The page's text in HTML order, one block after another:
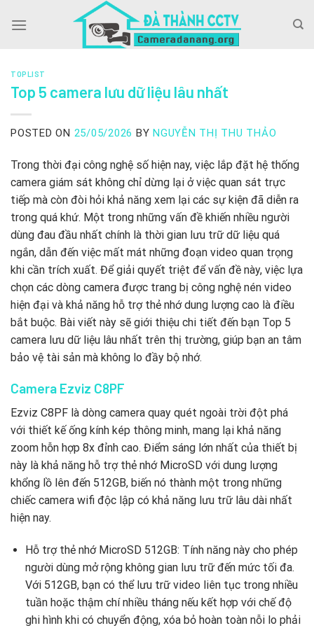
TOPLIST
Top 5 camera lưu dữ liệu lâu nhất
POSTED ON 25/05/2026 BY NGUYỄN THỊ THU THẢO
Trong thời đại công nghệ số hiện nay, việc lắp đặt hệ thống
camera giám sát không chỉ dừng lại ở việc quan sát trực
tiếp mà còn đòi hỏi khả năng xem lại các sự kiện đã diễn ra
trong quá khứ. Một trong những vấn đề khiến nhiều người
dùng đau đầu nhất chính là thời gian lưu trữ dữ liệu quá
ngắn, dẫn đến việc mất mát những đoạn video quan trọng
khi cần trích xuất. Để giải quyết triệt để vấn đề này, việc lựa
chọn các dòng camera được trang bị công nghệ nén video
hiện đại và khả năng hỗ trợ thẻ nhớ dung lượng cao là điều
bắt buộc. Bài viết này sẽ giới thiệu chi tiết đến bạn Top 5
camera lưu dữ liệu lâu nhất trên thị trường, giúp bạn an tâm
bảo vệ tài sản mà không lo đầy bộ nhớ.
Camera Ezviz C8PF
Ezviz C8PF là dòng camera quay quét ngoài trời đột phá
với thiết kế ống kính kép thông minh, mang lại khả năng
zoom hỗn hợp 8x đỉnh cao. Điểm sáng lớn nhất của thiết bị
này là khả năng hỗ trợ thẻ nhớ MicroSD với dung lượng
khổng lồ lên đến 512GB, biến nó thành một trong những
chiếc camera wifi độc lập có khả năng lưu trữ lâu dài nhất
hiện nay.
Hỗ trợ thẻ nhớ MicroSD 512GB: Tính năng này cho phép
người dùng mở rộng không gian lưu trữ đến mức tối đa.
Với 512GB, bạn có thể lưu trữ video liên tục trong nhiều
tuần hoặc thậm chí nhiều tháng nếu kết hợp với chế độ
ghi hình khi có chuyển động, xóa bỏ hoàn toàn nỗi lo phải